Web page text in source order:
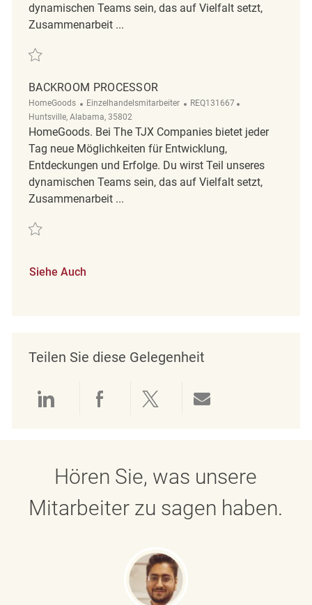
dynamischen Teams sein, das auf Vielfalt setzt,
Zusammenarbeit ...
Retten Backroom Processor REQ131680
BACKROOM PROCESSOR
HomeGoods Kategorie
Einzelhandelsmitarbeiter ReqId
REQ131667
Huntsville, Alabama, 35802
HomeGoods. Bei The TJX Companies bietet jeder
Tag neue Möglichkeiten für Entwicklung,
Entdeckungen und Erfolge. Du wirst Teil unseres
dynamischen Teams sein, das auf Vielfalt setzt,
Zusammenarbeit ...
Retten Backroom Processor REQ131667
Siehe Auch
Teilen Sie diese Gelegenheit
Über LinkedIn teilen
Über Facebook teilen
Über Twitter teilen
Hören Sie, was unsere
Mitarbeiter zu sagen haben.